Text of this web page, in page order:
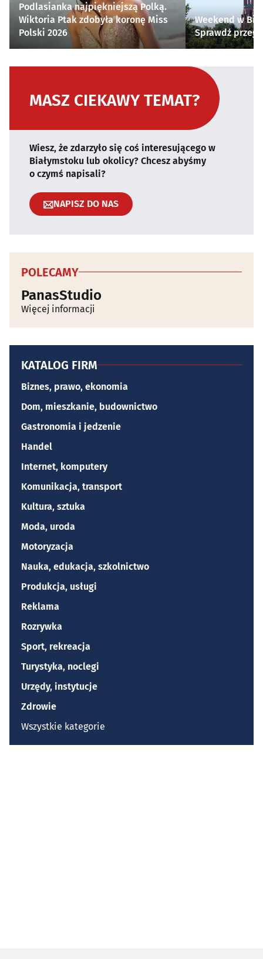
Podlasianka najpiękniejszą Polką.
Wiktoria Ptak zdobyła koronę Miss
Polski 2026
Weekend w
Sprawdź
MASZ CIEKAWY TEMAT?
Wiesz, że zdarzyło się coś interesującego w
Białymstoku lub okolicy? Chcesz abyśmy
o czymś napisali?
NAPISZ DO NAS
POLECAMY
PanasStudio
Więcej informacji
KATALOG FIRM
Biznes, prawo, ekonomia
Dom, mieszkanie, budownictwo
Gastronomia i jedzenie
Handel
Internet, komputery
Komunikacja, transport
Kultura, sztuka
Moda, uroda
Motoryzacja
Nauka, edukacja, szkolnictwo
Produkcja, usługi
Reklama
Rozrywka
Sport, rekreacja
Turystyka, noclegi
Urzędy, instytucje
Zdrowie
Wszystkie kategorie